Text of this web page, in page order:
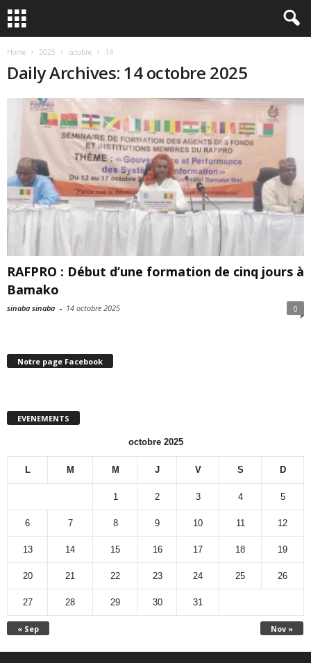
Home 2025 octobre 14
Daily Archives: 14 octobre 2025
RAFPRO : Début d’une formation de cinq jours à
Bamako
sinaba sinaba - 14 octobre 2025 0
Notre page Facebook
EVENEMENTS
octobre 2025
L M M J V S D
« Sep Nov »
1 2 3 4 5
6 7 8 9 10 11 12
13 14 15 16 17 18 19
20 21 22 23 24 25 26
27 28 29 30 31